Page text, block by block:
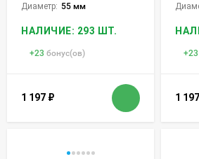
Диаметр: 55 мм
НАЛИЧИЕ: 293 ШТ.
+23 бонус(ов)
1 197 ₽
+23
1 197